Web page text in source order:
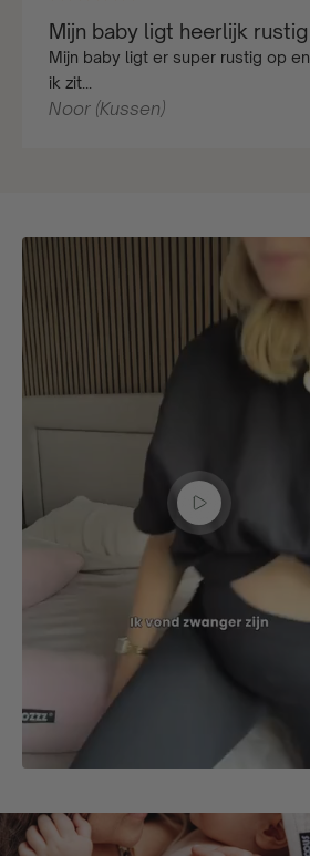
Mijn baby ligt heerlijk rustig
Mijn baby ligt er super rustig op en
ik zit...
Noor (Kussen)